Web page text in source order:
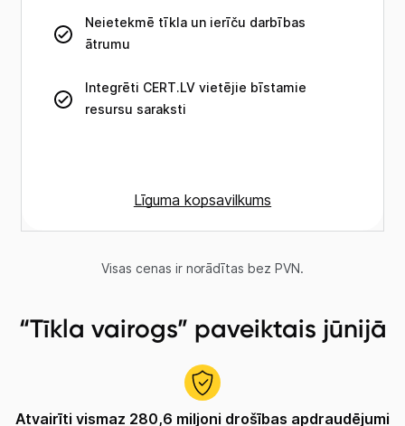
“Tīkla vairogs” paveiktais jūnijā
Atvairīti vismaz 280,6 miljoni drošības apdraudējumi